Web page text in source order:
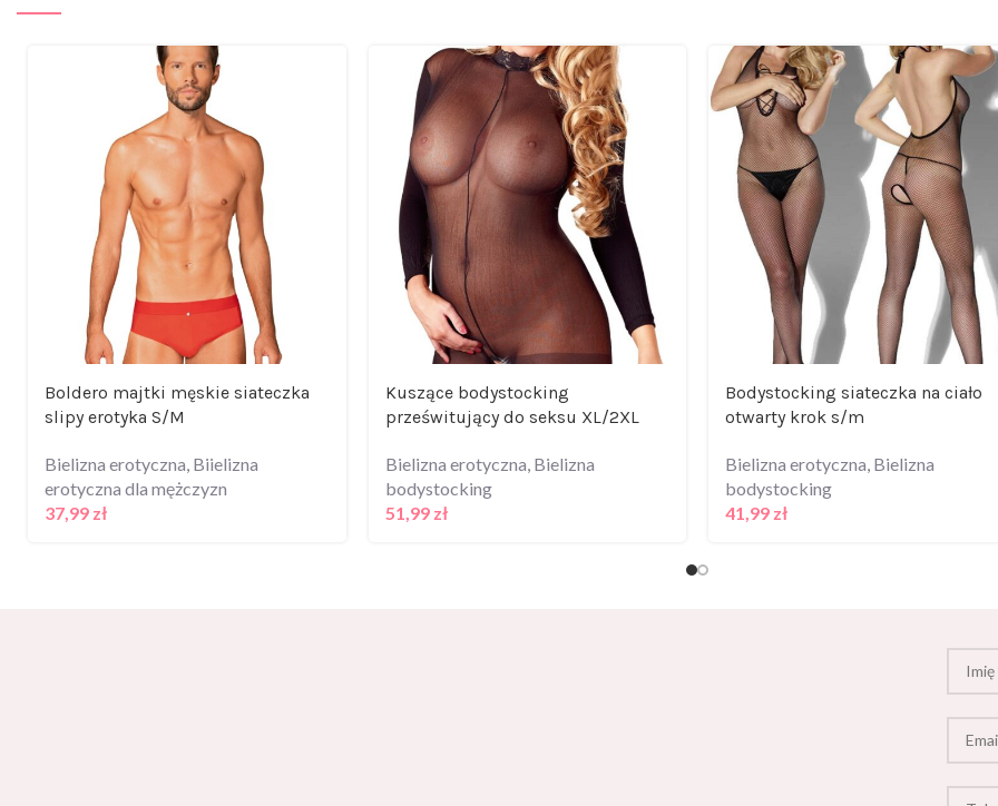
Boldero majtki męskie siateczka
slipy erotyka S/M
Bielizna erotyczna Biielizna
erotyczna dla mężczyzn
37,99 zł
Kuszące bodystocking
prześwitujący do seksu XL/2XL
Bielizna erotyczna Bielizna
bodystocking
51,99 zł
Bodystocking siateczka na ciało
otwarty krok s/m
Bielizna erotyczna Bielizna
bodystocking
41,99 zł